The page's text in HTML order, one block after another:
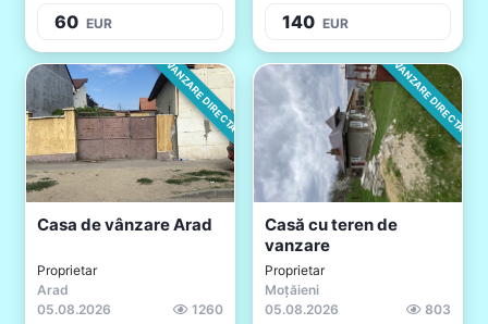
60 EUR 140 EUR
VANZARE DIRECTA
Casa de vânzare Arad
Proprietar
Arad
05.08.2026
1260
VANZARE DIRECTA
Casă cu teren de
vanzare
Proprietar
Moțăieni
05.08.2026
803